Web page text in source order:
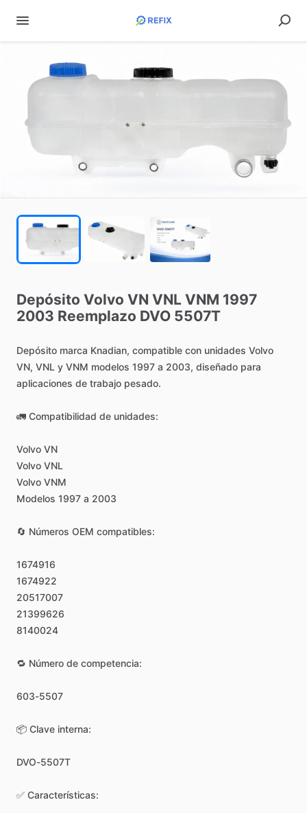
Depósito Volvo VN VNL VNM 1997
2003 Reemplazo DVO 5507T
Depósito marca Knadian, compatible con unidades Volvo
VN, VNL y VNM modelos 1997 a 2003, diseñado para
aplicaciones de trabajo pesado.
🚛 Compatibilidad de unidades:
Volvo VN
Volvo VNL
Volvo VNM
Modelos 1997 a 2003
🔄 Números OEM compatibles:
1674916
1674922
20517007
21399626
8140024
🔁 Número de competencia:
603-5507
📦 Clave interna:
DVO-5507T
✅ Características: